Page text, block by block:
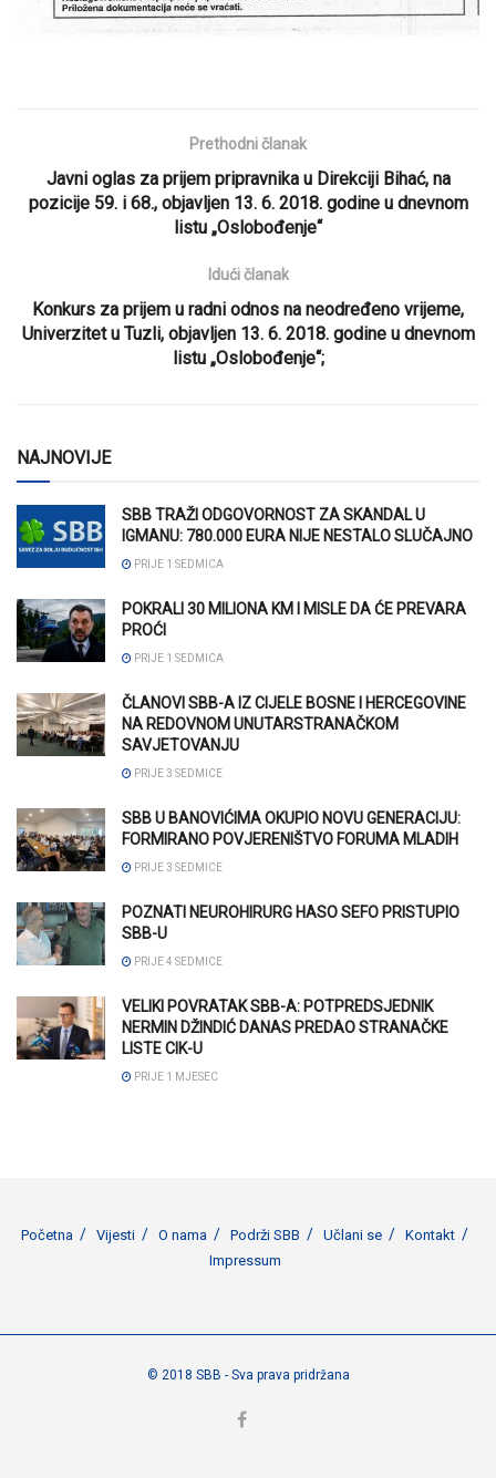
Prethodni članak
Javni oglas za prijem pripravnika u Direkciji Bihać, na
pozicije 59. i 68., objavljen 13. 6. 2018. godine u dnevnom
listu „Oslobođenje“
Idući članak
Konkurs za prijem u radni odnos na neodređeno vrijeme,
Univerzitet u Tuzli, objavljen 13. 6. 2018. godine u dnevnom
listu „Oslobođenje“;
NAJNOVIJE
SBB TRAŽI ODGOVORNOST ZA SKANDAL U
IGMANU: 780.000 EURA NIJE NESTALO SLUČAJNO
PRIJE 1 SEDMICA
POKRALI 30 MILIONA KM I MISLE DA ĆE PREVARA
PROĆI
PRIJE 1 SEDMICA
ČLANOVI SBB-A IZ CIJELE BOSNE I HERCEGOVINE
NA REDOVNOM UNUTARSTRANAČKOM
SAVJETOVANJU
PRIJE 3 SEDMICE
SBB U BANOVIĆIMA OKUPIO NOVU GENERACIJU:
FORMIRANO POVJERENIŠTVO FORUMA MLADIH
PRIJE 3 SEDMICE
POZNATI NEUROHIRURG HASO SEFO PRISTUPIO
SBB-U
PRIJE 4 SEDMICE
VELIKI POVRATAK SBB-A: POTPREDSJEDNIK
NERMIN DŽINDIĆ DANAS PREDAO STRANAČKE
LISTE CIK-U
PRIJE 1 MJESEC
Početna Vijesti O nama Podrži SBB Učlani se
Kontakt
Impressum
© 2018 SBB - Sva prava pridržana